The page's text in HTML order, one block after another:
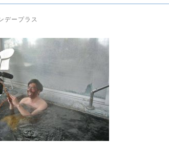
デープラス